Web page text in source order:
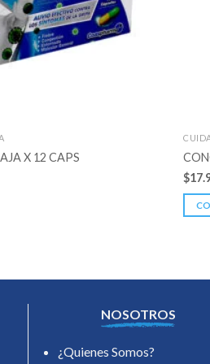
X 12 CAPS
$
NOSOTROS
¿Quienes Somos?